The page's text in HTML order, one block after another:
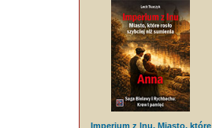
Imperium z lnu. Miasto, które